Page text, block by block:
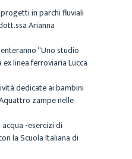
in parchi fluviali
Arianna
“Uno studio
linea ferroviaria Lucca
dedicate ai bambini
zampe nelle
-esercizi di
la Scuola Italiana di